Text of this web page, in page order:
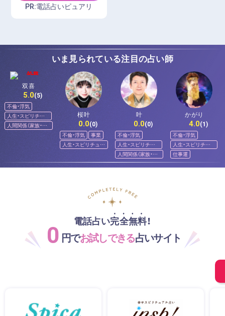
PR:電話占いピュアリ
いま見られている注目の占い師
双喜
5.0(5)
不倫・浮気
人生・スピリチュ
アル
人間関係（家族・友
人）
桜叶
0.0(0)
不倫・浮気
事業
人生・スピリチュア
ル
叶
0.0(0)
不倫・浮気
人生・スピリチュ
アル
人間関係（家族・友
人）
かがり
4.0(1)
不倫・浮気
人生・スピリチュ
アル
仕事運
電話占い完全無料！
0 円でお試しできる占いサイト